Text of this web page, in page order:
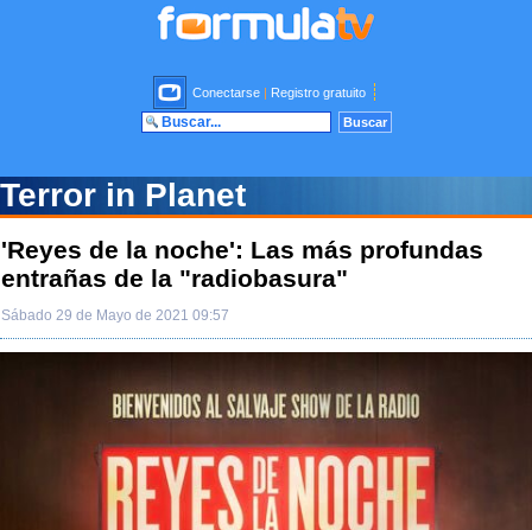
Conectarse | Registro gratuito
Terror in Planet
'Reyes de la noche': Las más profundas
entrañas de la "radiobasura"
Sábado 29 de Mayo de 2021 09:57